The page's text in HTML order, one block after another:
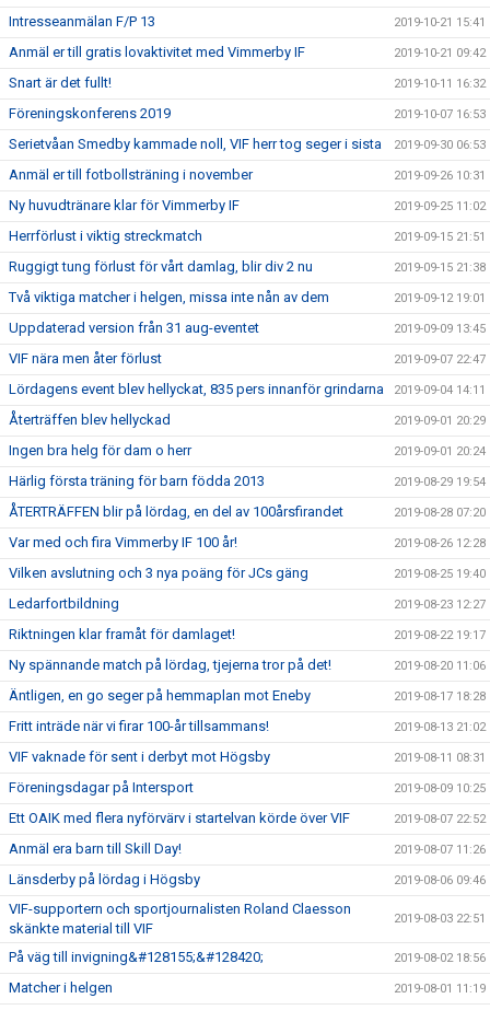
Intresseanmälan F/P 13 2019-10-21 15:41
Anmäl er till gratis lovaktivitet med Vimmerby IF 2019-10-21 09:42
Snart är det fullt! 2019-10-11 16:32
Föreningskonferens 2019 2019-10-07 16:53
Serietvåan Smedby kammade noll, VIF herr tog seger i sista 2019-09-30 06:53
Anmäl er till fotbollsträning i november 2019-09-26 10:31
Ny huvudtränare klar för Vimmerby IF 2019-09-25 11:02
Herrförlust i viktig streckmatch 2019-09-15 21:51
Ruggigt tung förlust för vårt damlag, blir div 2 nu 2019-09-15 21:38
Två viktiga matcher i helgen, missa inte nån av dem 2019-09-12 19:01
Uppdaterad version från 31 aug-eventet 2019-09-09 13:45
VIF nära men åter förlust 2019-09-07 22:47
Lördagens event blev hellyckat, 835 pers innanför grindarna 2019-09-04 14:11
Återträffen blev hellyckad 2019-09-01 20:29
Ingen bra helg för dam o herr 2019-09-01 20:24
Härlig första träning för barn födda 2013 2019-08-29 19:54
ÅTERTRÄFFEN blir på lördag, en del av 100årsfirandet 2019-08-28 07:20
Var med och fira Vimmerby IF 100 år! 2019-08-26 12:28
Vilken avslutning och 3 nya poäng för JCs gäng 2019-08-25 19:40
Ledarfortbildning 2019-08-23 12:27
Riktningen klar framåt för damlaget! 2019-08-22 19:17
Ny spännande match på lördag, tjejerna tror på det! 2019-08-20 11:06
Äntligen, en go seger på hemmaplan mot Eneby 2019-08-17 18:28
Fritt inträde när vi firar 100-år tillsammans! 2019-08-13 21:02
VIF vaknade för sent i derbyt mot Högsby 2019-08-11 08:31
Föreningsdagar på Intersport 2019-08-09 10:25
Ett OAIK med flera nyförvärv i startelvan körde över VIF 2019-08-07 22:52
Anmäl era barn till Skill Day! 2019-08-07 11:26
Länsderby på lördag i Högsby 2019-08-06 09:46
VIF-supportern och sportjournalisten Roland Claesson
skänkte material till VIF
2019-08-03 22:51
På väg till invigning&#128155;&#128420; 2019-08-02 18:56
Matcher i helgen 2019-08-01 11:19